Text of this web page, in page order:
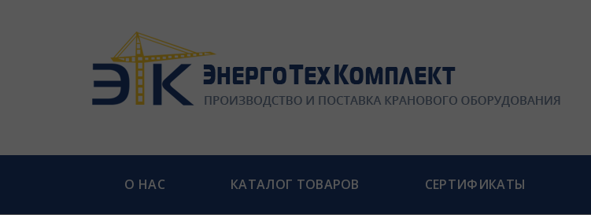
О НАС КАТАЛОГ ТОВАРОВ СЕРТИФИКАТЫ